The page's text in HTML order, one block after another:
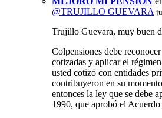
@TRUJILLO GUEVARA
Trujillo Guevara, muy buen
Colpensiones debe
cotizadas y aplicar el
usted cotizó con entidades
contribuyeron en su
entonces la ley que se debe
1990, que aprobó el